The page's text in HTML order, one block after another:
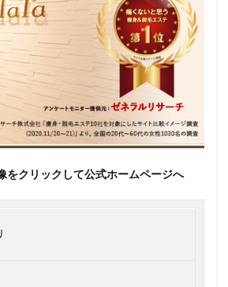
をクリックして公式ホームページへ